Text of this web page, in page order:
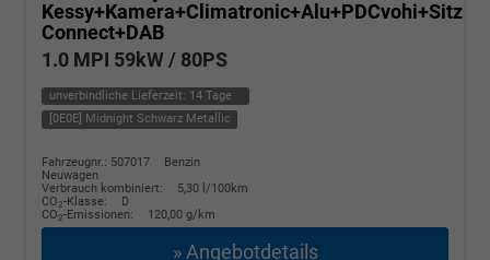
Connect+DAB
1.0 MPI 59kW / 80PS
unverbindliche Lieferzeit: 14 Tage
[0E0E] Midnight Schwarz Metallic
Fahrzeugnr.: 507017
Benzin
Neuwagen
Verbrauch kombiniert:
5,30 l/100km
CO2-Klasse:
D
CO2-Emissionen: 120,00 g/km
» Angebotdetails